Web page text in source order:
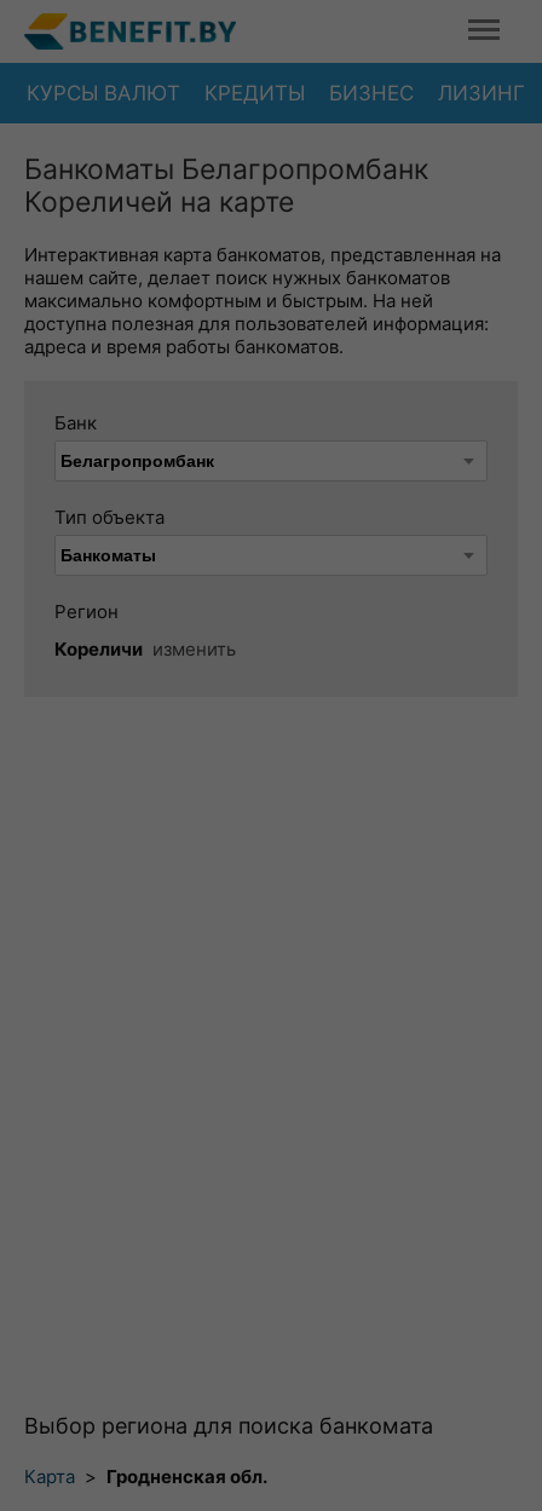
КУРСЫ ВАЛЮТ КРЕДИТЫ БИЗНЕС ЛИЗИНГ
Банкоматы Белагропромбанк
Кореличей на карте
Интерактивная карта банкоматов, представленная на
нашем сайте, делает поиск нужных банкоматов
максимально комфортным и быстрым. На ней
доступна полезная для пользователей информация:
адреса и время работы банкоматов.
Банк
Тип объекта
Регион
Кореличи изменить
Выбор региона для поиска банкомата
Карта > Гродненская обл.